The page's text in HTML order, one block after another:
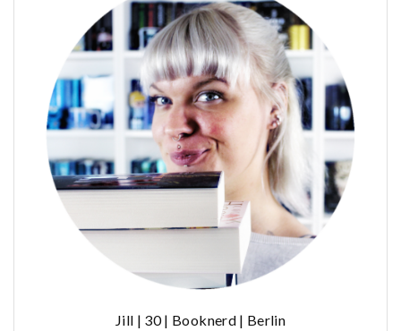
Jill | 30 | Booknerd | Berlin